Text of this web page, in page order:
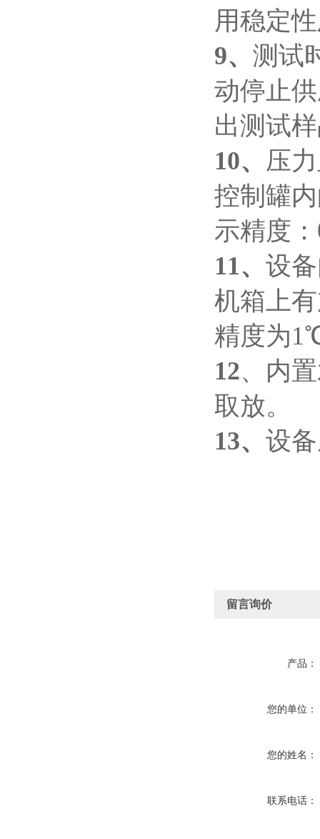
用稳定
9、 测试
动停止
出测试
10、 压
控制罐
示精度 ：
11、 设
机箱上
精度为
12、内
取放。
13、 设备
留言询价
产品：
您的单位：
您的姓名：
联系电话：